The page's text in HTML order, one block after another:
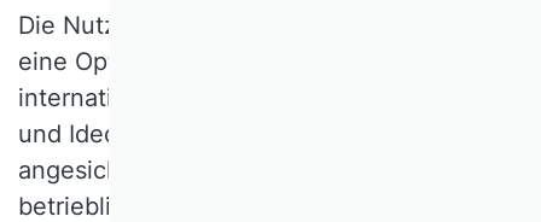
Die Nutzung von KI in Arbeitssystemen ist
eine Option für die Zukunft, an der sich ein
internationaler Wettbewerb der Systeme
und Ideologien entfacht. Will man
angesichts dieser Herausforderung die
betriebliche Wandlungsfähigkeit stärken,